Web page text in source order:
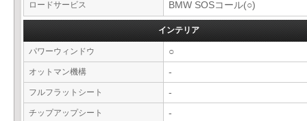
ロードサービス BMW SOSコール(○)
インテリア
パワーウィンドウ ○
オットマン機構 -
フルフラットシート -
チップアップシート -